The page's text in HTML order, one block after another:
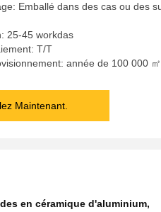
Emballé dans des cas ou des
25-45 workdas
T/T
année de 100 000
Maintenant.
en céramique d'aluminium,